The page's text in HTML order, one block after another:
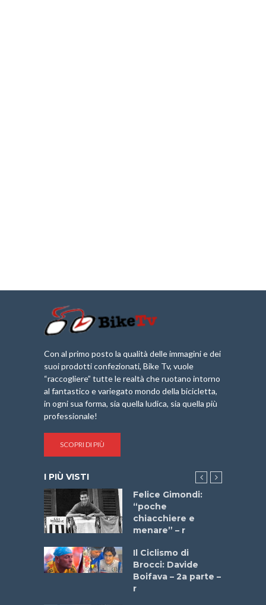
Con al primo posto la qualità delle immagini e dei
suoi prodotti confezionati, Bike Tv, vuole
“raccogliere” tutte le realtà che ruotano intorno
al fantastico e variegato mondo della bicicletta,
in ogni sua forma, sia quella ludica, sia quella più
professionale!
SCOPRI DI PIÙ
I PIÙ VISTI
Felice Gimondi:
“poche
chiacchiere e
menare” – r
Il Ciclismo di
Brocci: Davide
Boifava – 2a parte –
r